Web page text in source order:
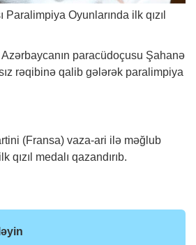
Paralimpiya Oyunlarında ilk qızıl
paracüdoçusu Şahanə
rəqibinə qalib gələrək paralimpiya
(Fransa) vaza-ari ilə məğlub
medalı qazandırıb.